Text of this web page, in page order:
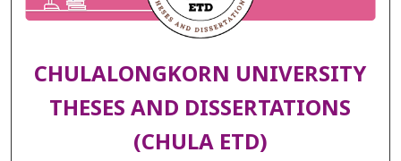
CHULALONGKORN UNIVERSITY
THESES AND DISSERTATIONS
(CHULA ETD)